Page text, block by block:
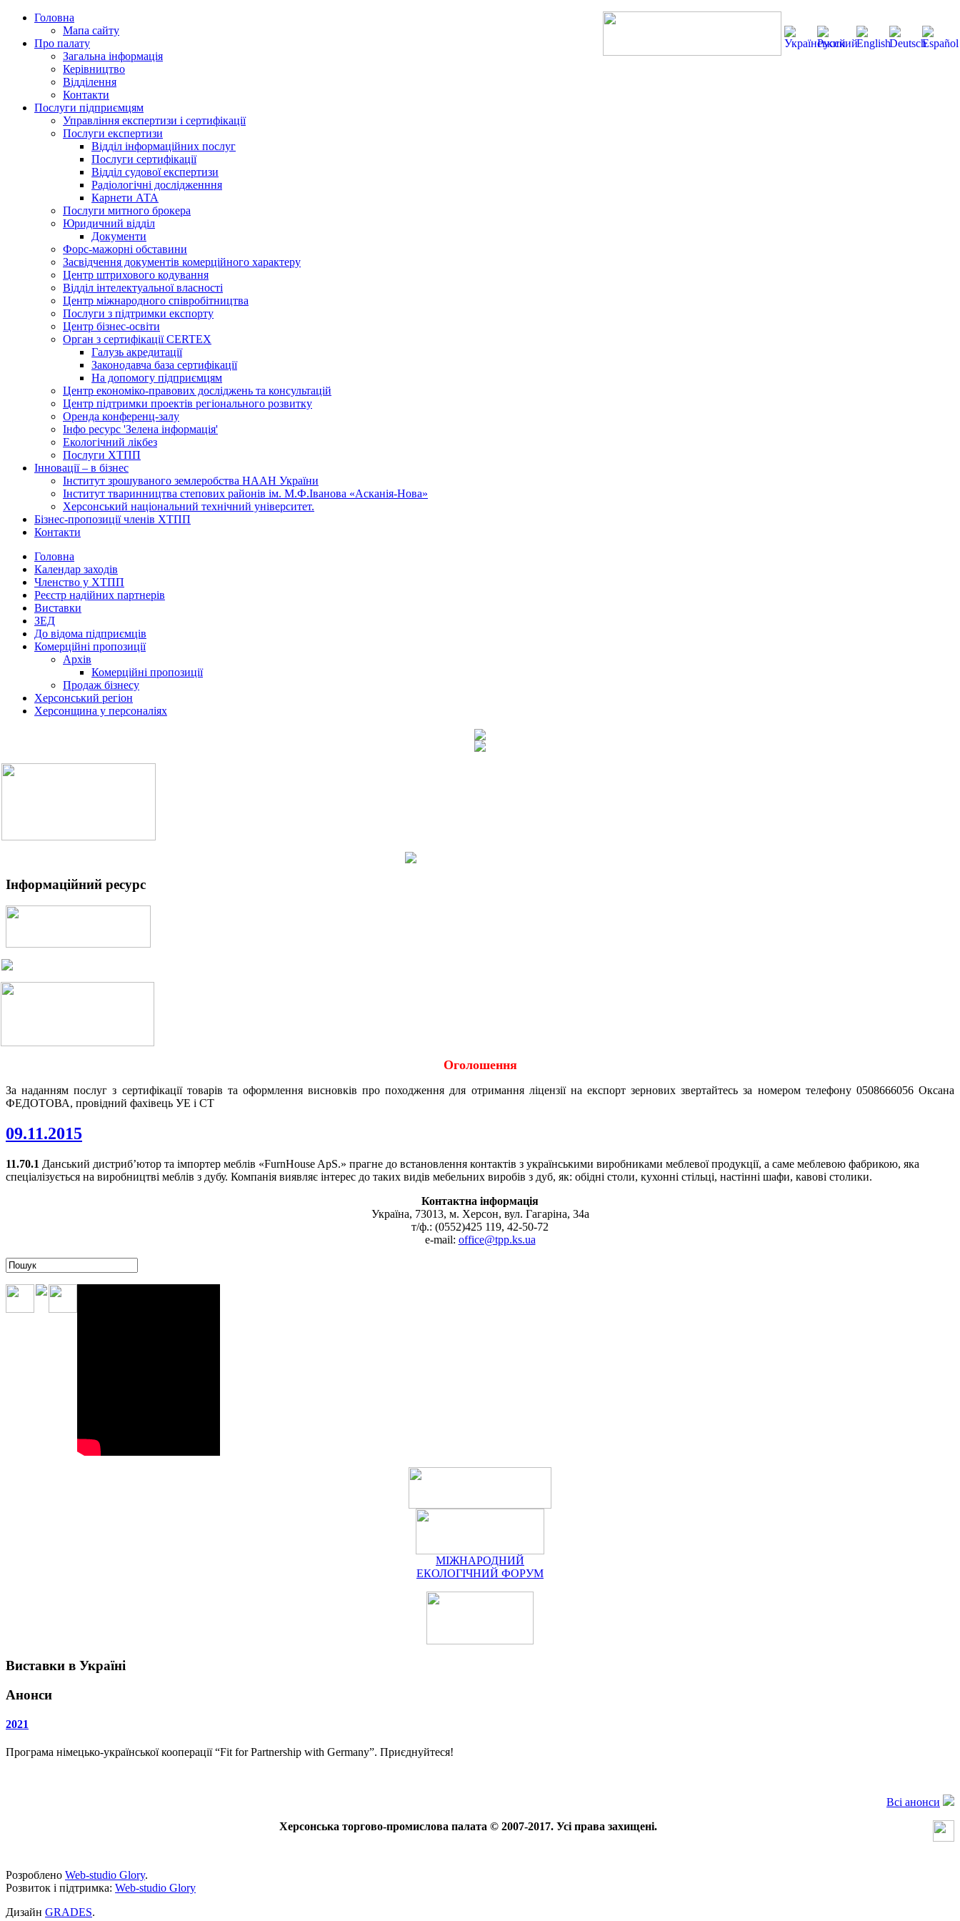
Головна
Мапа сайту
Про палату
Загальна інформація
Керівництво
Відділення
Контакти
Послуги підприємцям
Управління експертизи і сертифікації
Послуги експертизи
Відділ інформаційних послуг
Послуги сертифікації
Відділ судової експертизи
Радіологічні дослідженння
Карнети АТА
Послуги митного брокера
Юридичний відділ
Документи
Форс-мажорні обставини
Засвідчення документів комерційного характеру
Центр штрихового кодування
Відділ інтелектуальної власності
Центр міжнародного співробітництва
Послуги з підтримки експорту
Центр бізнес-освіти
Орган з сертифікації CERTEX
Галузь акредитації
Законодавча база сертифікації
На допомогу підприємцям
Центр економіко-правових досліджень та консультацій
Центр підтримки проектів регіонального розвитку
Оренда конференц-залу
Інфо ресурс 'Зелена інформація'
Екологічний лікбез
Послуги ХТПП
Інновації – в бізнес
Інститут зрошуваного землеробства НААН України
Інститут тваринництва степових районів ім. М.Ф.Іванова «Асканія-Нова»
Херсонський національний технічний університет.
Бізнес-пропозиції членів ХТПП
Контакти
Головна
Календар заходів
Членство у ХТПП
Реєстр надійних партнерів
Виставки
ЗЕД
До відома підприємців
Комерційні пропозиції
Архів
Комерційні пропозиції
Продаж бізнесу
Херсонський регіон
Херсонщина у персоналіях
Інформаційний ресурс
Оголошення
За наданням послуг з сертифікації товарів та оформлення висновків про походження для отримання ліцензії на експорт зернових звертайтесь за номером телефону 0508666056 Оксана
ФЕДОТОВА, провідний фахівець УЕ і СТ
09.11.2015
11.70.1 Данський дистриб’ютор та імпортер меблів «FurnHouse ApS.» прагне до встановлення контактів з українськими виробниками меблевої продукції, а саме меблевою фабрикою, яка
спеціалізується на виробництві меблів з дубу. Компанія виявляє інтерес до таких видів мебельних виробів з дуб, як: обідні столи, кухонні стільці, настінні шафи, кавові столики.
Контактна інформація
Україна, 73013, м. Херсон, вул. Гагаріна, 34а
т/ф.: (0552)425 119, 42-50-72
e-mail: office@tpp.ks.ua
МІЖНАРОДНИЙ
ЕКОЛОГІЧНИЙ ФОРУМ
Виставки в Україні
Анонси
2021
Програма німецько-української кооперації “Fit for Partnership with Germany”. Приєднуйтеся!
Всі анонси
Херсонська торгово-промислова палата © 2007-2017. Усі права захищені.
Розроблено Web-studio Glory.
Розвиток і підтримка: Web-studio Glory
Дизайн GRADES.